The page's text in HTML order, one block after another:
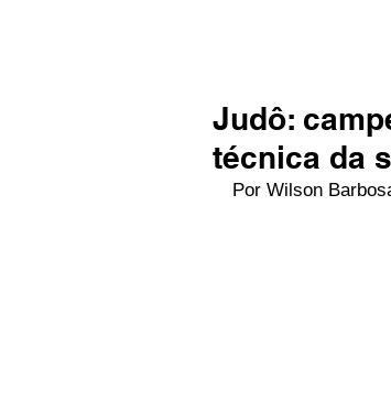
Judô:
técnica da
Por Wilson